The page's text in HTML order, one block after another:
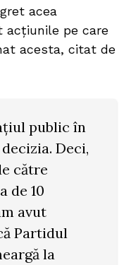
acea
acțiunile pe care
acesta, citat de
public în
Deci,
către
de 10
avut
Partidul
la